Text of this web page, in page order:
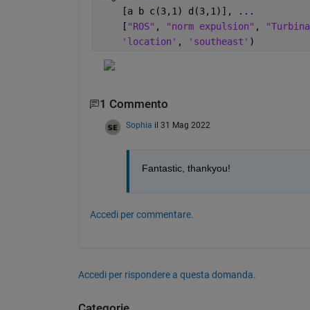
    [a b c(3,1) d(3,1)],
...
    [
"ROS" , "norm expulsion" ,
'location' , 'southeast' )
1 Commento
Sophia il 31 Mag 2022
Fantastic, thankyou!
Accedi per commentare.
Accedi per rispondere a questa domanda.